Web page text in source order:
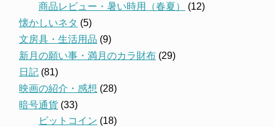
商品レビュー・暑い時用（春夏）
(12)
懐かしいネタ (5)
文房具・生活用品 (9)
新月の願い事・満月のカラ財布 (29)
日記 (81)
映画の紹介・感想 (28)
暗号通貨 (33)
ビットコイン (18)